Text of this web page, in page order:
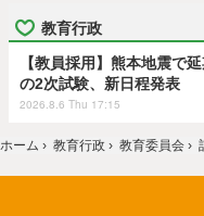
教育行政
【教員採用】熊本地震で延
の2次試験、新日程発表
2026.8.6 Thu 17:15
ホーム › 教育行政 › 教育委員会 ›